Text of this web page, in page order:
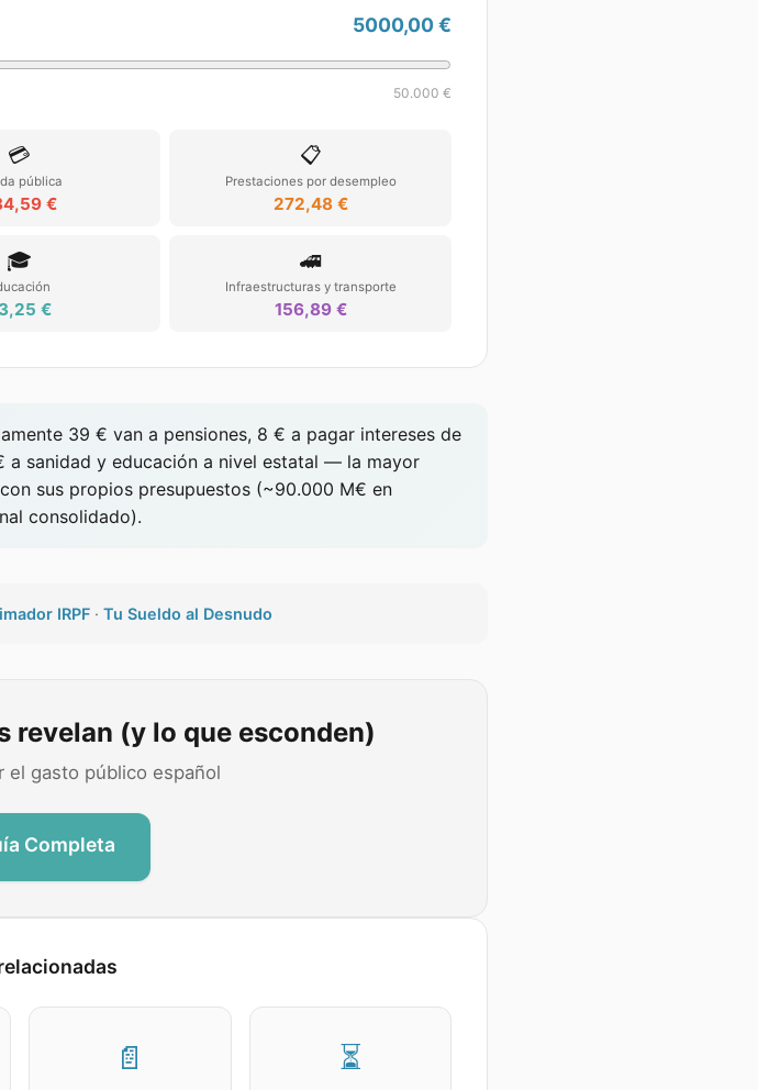
5000,00 €
50.000 €
💳
pública
€
📋
Prestaciones por desempleo
272,48 €
🎓
€
🚄
Infraestructuras y transporte
156,89 €
39 € van a pensiones, 8 € a pagar intereses de
a sanidad y educación a nivel estatal — la mayor
sus propios presupuestos (~90.000 M€ en
consolidado).
IRPF· Tu Sueldo al Desnudo
revelan (y lo que esconden)
el gasto público español
Completa
📄 ⏳